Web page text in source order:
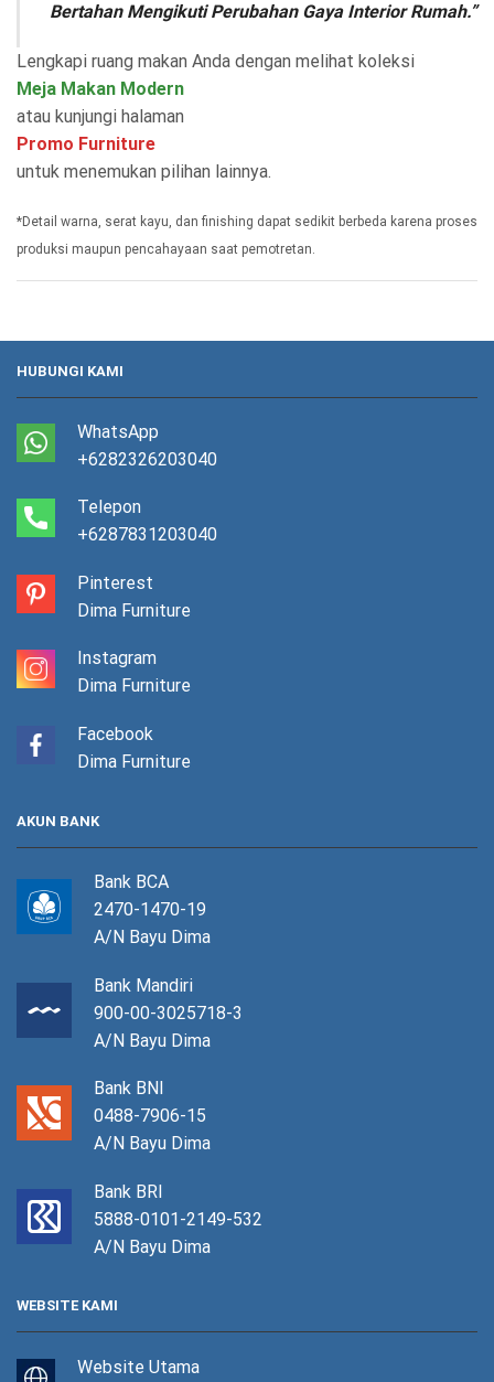
Bertahan Mengikuti Perubahan Gaya Interior Rumah.”
Lengkapi ruang makan Anda dengan melihat koleksi
Meja Makan Modern
atau kunjungi halaman
Promo Furniture
untuk menemukan pilihan lainnya.
*Detail warna, serat kayu, dan finishing dapat sedikit berbeda karena proses
produksi maupun pencahayaan saat pemotretan.
HUBUNGI KAMI
WhatsApp
+6282326203040
Telepon
+6287831203040
Pinterest
Dima Furniture
Instagram
Dima Furniture
Facebook
Dima Furniture
AKUN BANK
Bank BCA
2470-1470-19
A/N Bayu Dima
Bank Mandiri
900-00-3025718-3
A/N Bayu Dima
Bank BNI
0488-7906-15
A/N Bayu Dima
Bank BRI
5888-0101-2149-532
A/N Bayu Dima
WEBSITE KAMI
Website Utama